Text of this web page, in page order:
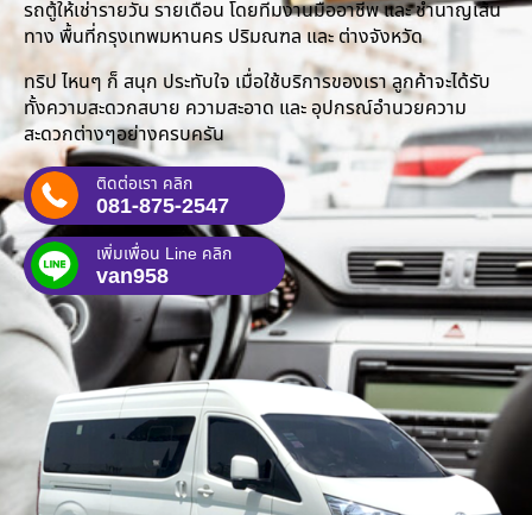
รถตู้ให้เช่ารายวัน รายเดือน โดยทีมงานมืออาชีพ และ ชำนาญเส้น
ทาง พื้นที่กรุงเทพมหานคร ปริมณฑล และ ต่างจังหวัด
ทริป ไหนๆ ก็ สนุก ประทับใจ เมื่อใช้บริการของเรา ลูกค้าจะได้รับ
ทั้งความสะดวกสบาย ความสะอาด และ อุปกรณ์อำนวยความ
สะดวกต่างๆอย่างครบครัน
ติดต่อเรา คลิก
081-875-2547
เพิ่มเพื่อน Line คลิก
van958